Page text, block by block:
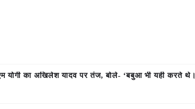
योगी का अखिलेश यादव पर तंज, बोले- ‘बबुआ भी यही करते थे।